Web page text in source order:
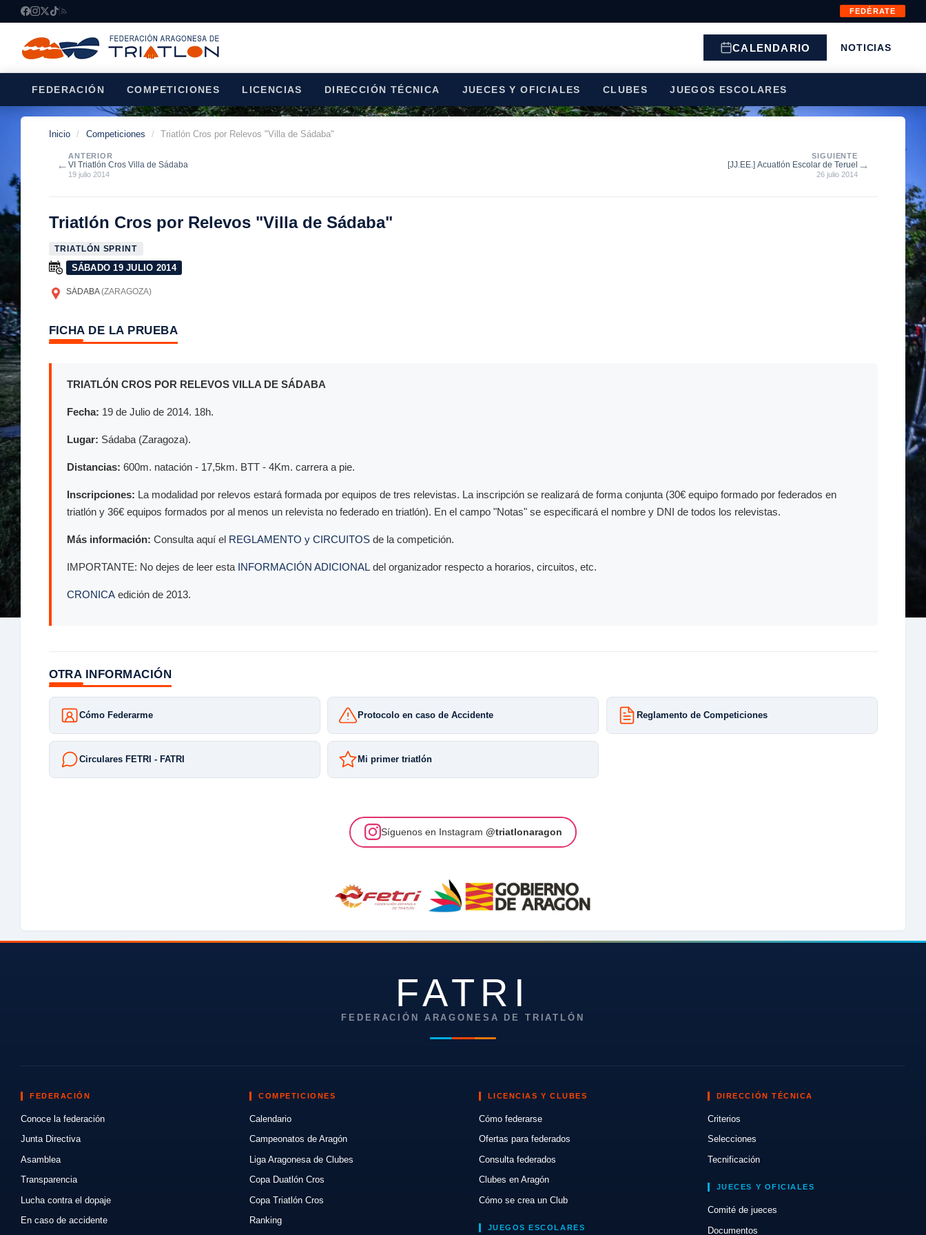
FEDÉRATE
CALENDARIO NOTICIAS
FEDERACIÓN COMPETICIONES LICENCIAS DIRECCIÓN TÉCNICA JUECES Y OFICIALES CLUBES JUEGOS ESCOLARES
Inicio / Competiciones / Triatlón Cros por Relevos "Villa de Sádaba"
←
ANTERIOR
VI Triatlón Cros Villa de Sádaba
19 julio 2014
SIGUIENTE
[JJ.EE.] Acuatlón Escolar de Teruel
26 julio 2014
→
Triatlón Cros por Relevos "Villa de Sádaba"
TRIATLÓN SPRINT
SÁBADO 19 JULIO 2014
SÁDABA(ZARAGOZA)
FICHA DE LA PRUEBA
TRIATLÓN CROS POR RELEVOS VILLA DE SÁDABA
Fecha: 19 de Julio de 2014. 18h.
Lugar: Sádaba (Zaragoza).
Distancias: 600m. natación - 17,5km. BTT - 4Km. carrera a pie.
Inscripciones: La modalidad por relevos estará formada por equipos de tres relevistas. La inscripción se realizará de forma conjunta (30€ equipo formado por federados en
triatlón y 36€ equipos formados por al menos un relevista no federado en triatlón). En el campo "Notas" se especificará el nombre y DNI de todos los relevistas.
Más información: Consulta aquí el REGLAMENTO y CIRCUITOS de la competición.
IMPORTANTE: No dejes de leer esta INFORMACIÓN ADICIONAL del organizador respecto a horarios, circuitos, etc.
CRONICA edición de 2013.
OTRA INFORMACIÓN
Cómo Federarme Protocolo en caso de Accidente Reglamento de Competiciones
Circulares FETRI - FATRI Mi primer triatlón
Síguenos en Instagram @triatlonaragon
FATRI
FEDERACIÓN ARAGONESA DE TRIATLÓN
FEDERACIÓN
Conoce la federación
Junta Directiva
Asamblea
Transparencia
Lucha contra el dopaje
En caso de accidente
COMPETICIONES
Calendario
Campeonatos de Aragón
Liga Aragonesa de Clubes
Copa Duatlón Cros
Copa Triatlón Cros
Ranking
LICENCIAS Y CLUBES
Cómo federarse
Ofertas para federados
Consulta federados
Clubes en Aragón
Cómo se crea un Club
JUEGOS ESCOLARES
DIRECCIÓN TÉCNICA
Criterios
Selecciones
Tecnificación
JUECES Y OFICIALES
Comité de jueces
Documentos